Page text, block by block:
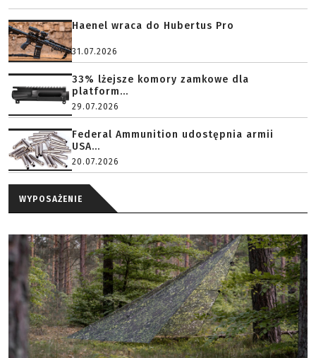
Haenel wraca do Hubertus Pro
31.07.2026
33% lżejsze komory zamkowe dla
platform...
29.07.2026
Federal Ammunition udostępnia armii
USA...
20.07.2026
WYPOSAŻENIE